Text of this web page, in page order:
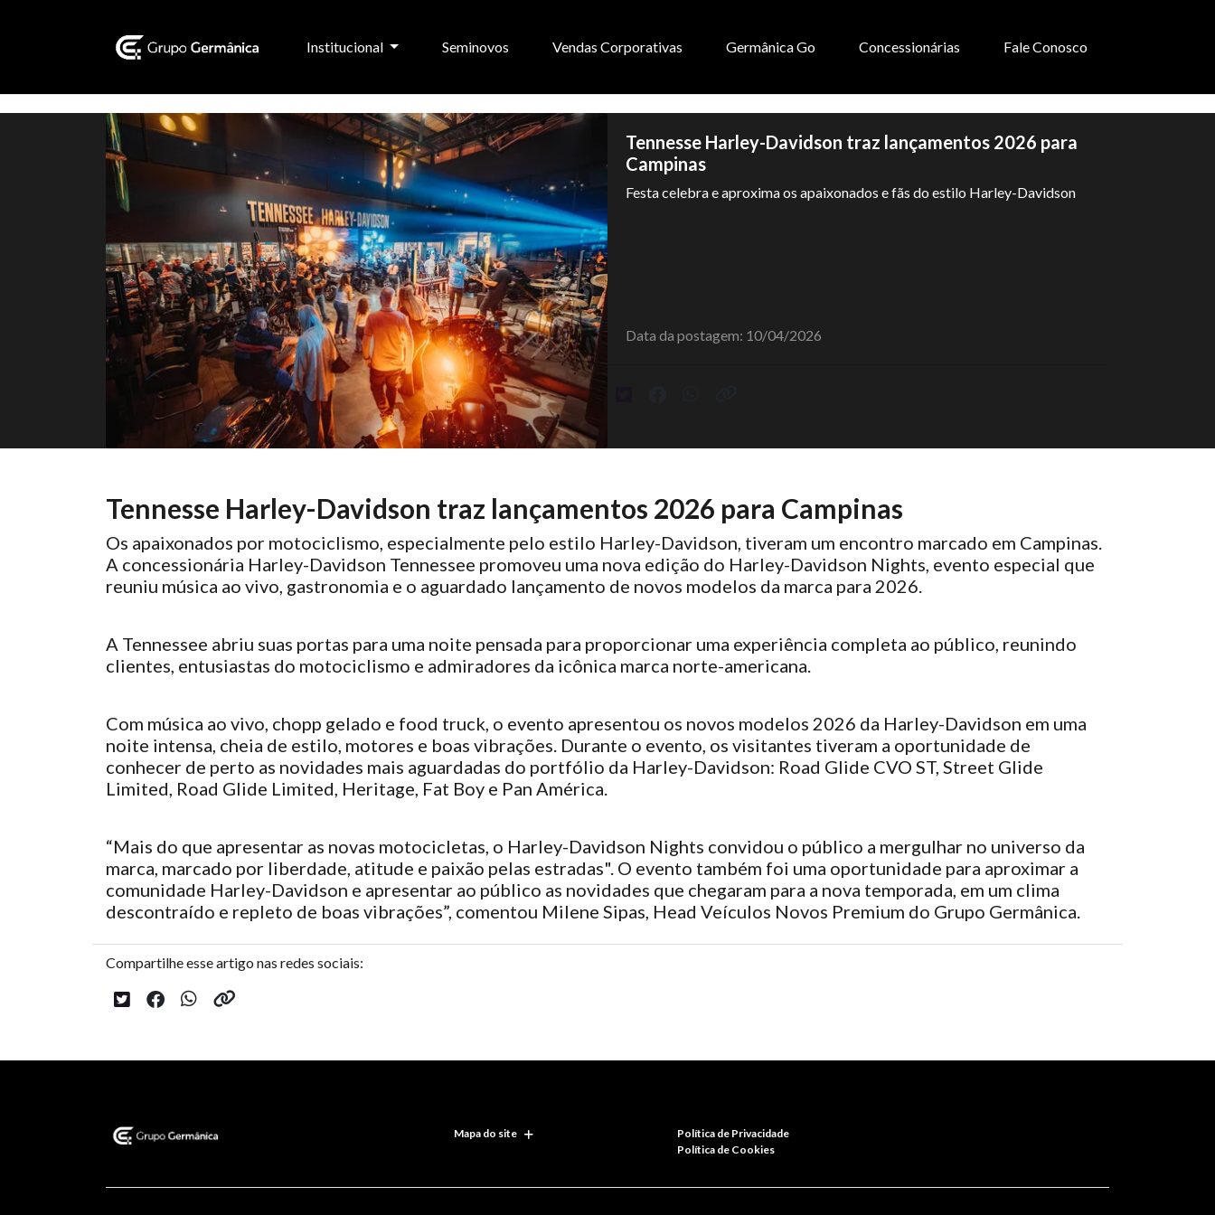
Institucional Seminovos Vendas Corporativas Germânica Go Concessionárias Fale Conosco
Tennesse Harley-Davidson traz lançamentos 2026 para
Campinas
Festa celebra e aproxima os apaixonados e fãs do estilo Harley-Davidson
Data da postagem: 10/04/2026
Tennesse Harley-Davidson traz lançamentos 2026 para Campinas
Os apaixonados por motociclismo, especialmente pelo estilo Harley-Davidson, tiveram um encontro marcado em Campinas.
A concessionária Harley-Davidson Tennessee promoveu uma nova edição do Harley-Davidson Nights, evento especial que
reuniu música ao vivo, gastronomia e o aguardado lançamento de novos modelos da marca para 2026.
A Tennessee abriu suas portas para uma noite pensada para proporcionar uma experiência completa ao público, reunindo
clientes, entusiastas do motociclismo e admiradores da icônica marca norte-americana.
Com música ao vivo, chopp gelado e food truck, o evento apresentou os novos modelos 2026 da Harley-Davidson em uma
noite intensa, cheia de estilo, motores e boas vibrações. Durante o evento, os visitantes tiveram a oportunidade de
conhecer de perto as novidades mais aguardadas do portfólio da Harley-Davidson: Road Glide CVO ST, Street Glide
Limited, Road Glide Limited, Heritage, Fat Boy e Pan América.
“Mais do que apresentar as novas motocicletas, o Harley-Davidson Nights convidou o público a mergulhar no universo da
marca, marcado por liberdade, atitude e paixão pelas estradas". O evento também foi uma oportunidade para aproximar a
comunidade Harley-Davidson e apresentar ao público as novidades que chegaram para a nova temporada, em um clima
descontraído e repleto de boas vibrações”, comentou Milene Sipas, Head Veículos Novos Premium do Grupo Germânica.
Compartilhe esse artigo nas redes sociais:
Mapa do site
Política de Privacidade
Política de Cookies